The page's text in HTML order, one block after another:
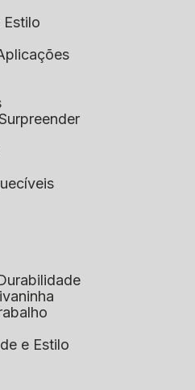
Estilo
e Estilo